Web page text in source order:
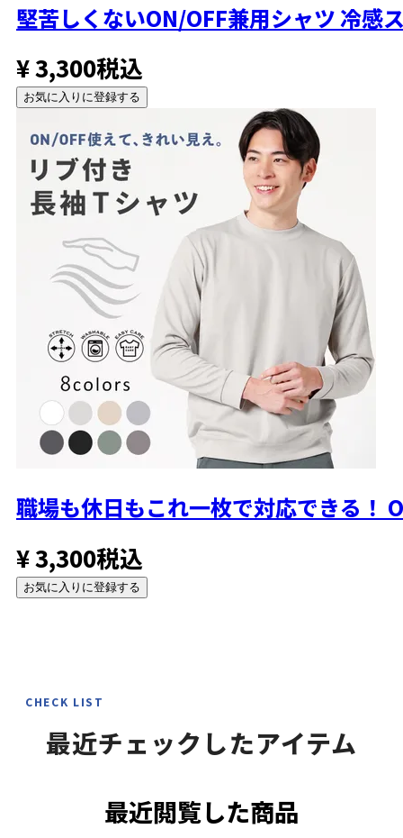
堅苦しくないON/OFF兼用シャツ冷感
¥3,300税込
お気に入りに登録する
職場も休日もこれ一枚で対応できる！
¥3,300税込
お気に入りに登録する
CHECK LIST
最近チェックしたアイテム
最近閲覧した商品